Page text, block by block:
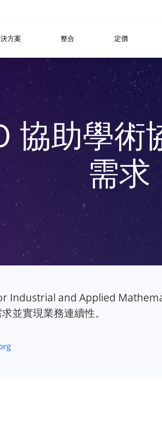
方案 整合 定價
協助學術
需求
Industrial and Applied
並實現業務連續性。